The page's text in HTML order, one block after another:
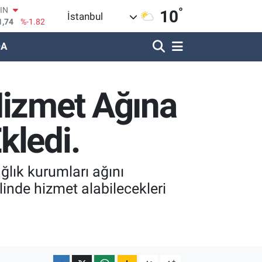
%0.02
%0
İstanbul 10°
Ağına
kurumları ağını
hizmet alabilecekleri